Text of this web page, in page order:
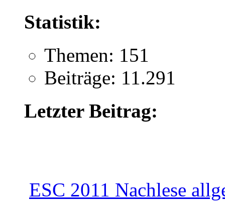
Statistik:
Themen: 151
Beiträge: 11.291
Letzter Beitrag:
ESC 2011 Nachlese